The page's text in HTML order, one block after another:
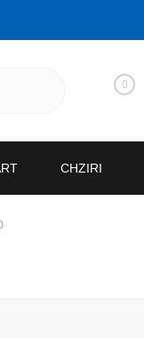
0
CHZIRI